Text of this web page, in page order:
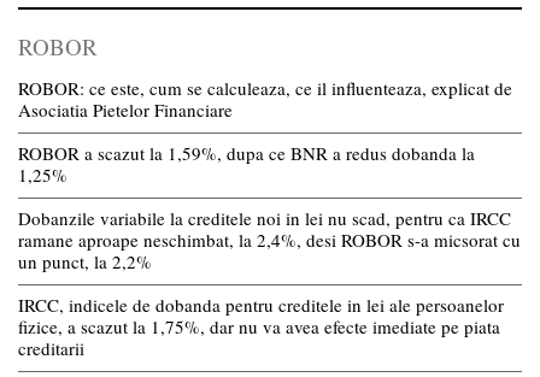
ROBOR
ROBOR: ce este, cum se calculeaza, ce il influenteaza, explicat de
Asociatia Pietelor Financiare
ROBOR a scazut la 1,59%, dupa ce BNR a redus dobanda la
1,25%
Dobanzile variabile la creditele noi in lei nu scad, pentru ca IRCC
ramane aproape neschimbat, la 2,4%, desi ROBOR s-a micsorat cu
un punct, la 2,2%
IRCC, indicele de dobanda pentru creditele in lei ale persoanelor
fizice, a scazut la 1,75%, dar nu va avea efecte imediate pe piata
creditarii